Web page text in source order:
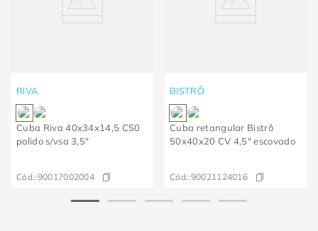
RIVA
Cuba Riva 40x34x14,5 CS0
polido s/vsa 3,5"
Cód.:90017002004
BISTRÔ
Cuba retangular Bistrô
50x40x20 CV 4,5" escovado
Cód.:90021124016